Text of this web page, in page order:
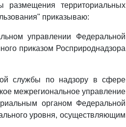
территориальных
приказываю:
управлении Федеральной
приказом Росприроднадзора
службы по надзору в сфере
межрегиональное управление
органом Федеральной
уровня, осуществляющим